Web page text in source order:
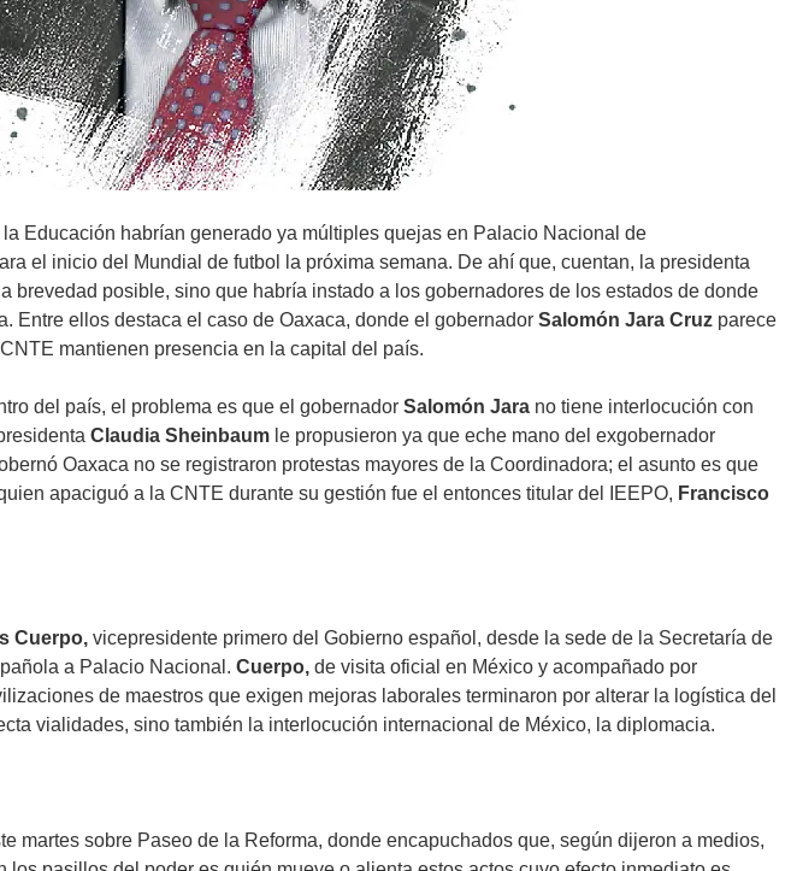
Educación habrían generado ya múltiples quejas en Palacio Nacional de
el inicio del Mundial de futbol la próxima semana. De ahí que, cuentan, la presidenta
brevedad posible, sino que habría instado a los gobernadores de los estados de donde
Entre ellos destaca el caso de Oaxaca, donde el gobernador Salomón Jara Cruz parece
mantienen presencia en la capital del país.
del país, el problema es que el gobernador Salomón Jara no tiene interlocución con
Claudia Sheinbaum le propusieron ya que eche mano del exgobernador
Oaxaca no se registraron protestas mayores de la Coordinadora; el asunto es que
apaciguó a la CNTE durante su gestión fue el entonces titular del IEEPO, Francisco
Cuerpo, vicepresidente primero del Gobierno español, desde la sede de la Secretaría de
a Palacio Nacional. Cuerpo, de visita oficial en México y acompañado por
de maestros que exigen mejoras laborales terminaron por alterar la logística del
vialidades, sino también la interlocución internacional de México, la diplomacia.
sobre Paseo de la Reforma, donde encapuchados que, según dijeron a medios,